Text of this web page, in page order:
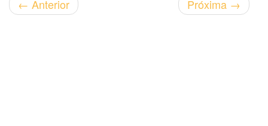
← Anterior Próxima →